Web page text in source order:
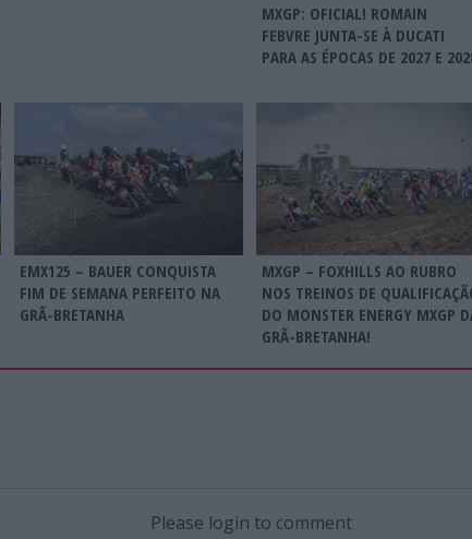
MXGP: OFICIAL! ROMAIN
FEBVRE JUNTA-SE À DUCATI
PARA AS ÉPOCAS DE 2027 E
EMX125 – BAUER CONQUISTA
FIM DE SEMANA PERFEITO NA
GRÃ-BRETANHA
MXGP – FOXHILLS AO RUBRO
NOS TREINOS DE
DO MONSTER ENERGY MXGP
GRÃ-BRETANHA!
Please login to comment